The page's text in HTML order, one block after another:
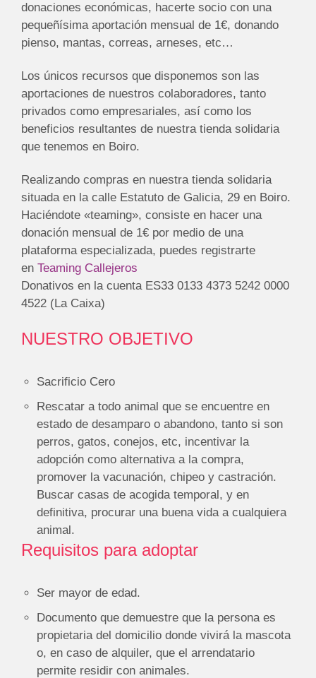
donaciones económicas, hacerte socio con una
pequeñísima aportación mensual de 1€, donando
pienso, mantas, correas, arneses, etc…
Los únicos recursos que disponemos son las
aportaciones de nuestros colaboradores, tanto
privados como empresariales, así como los
beneficios resultantes de nuestra tienda solidaria
que tenemos en Boiro.
Realizando compras en nuestra tienda solidaria
situada en la calle Estatuto de Galicia, 29 en Boiro.
Haciéndote «teaming», consiste en hacer una
donación mensual de 1€ por medio de una
plataforma especializada, puedes registrarte
en Teaming Callejeros
Donativos en la cuenta ES33 0133 4373 5242 0000
4522 (La Caixa)
NUESTRO OBJETIVO
Sacrificio Cero
Rescatar a todo animal que se encuentre en
estado de desamparo o abandono, tanto si son
perros, gatos, conejos, etc, incentivar la
adopción como alternativa a la compra,
promover la vacunación, chipeo y castración.
Buscar casas de acogida temporal, y en
definitiva, procurar una buena vida a cualquiera
animal.
Requisitos para adoptar
Ser mayor de edad.
Documento que demuestre que la persona es
propietaria del domicilio donde vivirá la mascota
o, en caso de alquiler, que el arrendatario
permite residir con animales.